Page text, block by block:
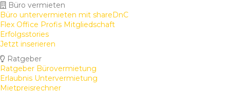
Büro vermieten
Büro untervermieten mit shareDnC
Flex Office Profis Mitgliedschaft
Erfolgsstories
Jetzt inserieren
Ratgeber
Ratgeber Bürovermietung
Erlaubnis Untervermietung
Mietpreisrechner